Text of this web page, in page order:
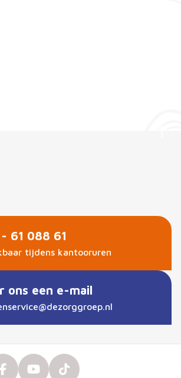
61 088 61
tijdens kantooruren
ons een e-mail